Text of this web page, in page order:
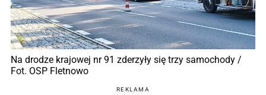
Na drodze krajowej nr 91 zderzyły się trzy samochody /
Fot. OSP Fletnowo
REKLAMA